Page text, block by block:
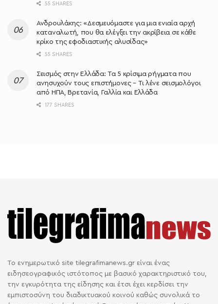
55 SHARES
Ανδρουλάκης: «Δεσμευόμαστε για μια ενιαία αρχή
καταναλωτή, που θα ελέγξει την ακρίβεια σε κάθε
κρίκο της εφοδιαστικής αλυσίδας»
55 SHARES
Σεισμός στην Ελλάδα: Τα 5 κρίσιμα ρήγματα που
ανησυχούν τους επιστήμονες – Τι λένε σεισμολόγοι
από ΗΠΑ, Βρετανία, Γαλλία και Ελλάδα
177 SHARES
Το ενημερωτικό site tilegrafimanews.gr είναι ένας
ειδησεογραφικός ιστότοπος με βασικό χαρακτηριστικό του,
την εγκυρότητα της είδησης και έτσι έχει κερδίσει την
εμπιστοσύνη του διαδικτυακού κοινού καθώς συνολικά το